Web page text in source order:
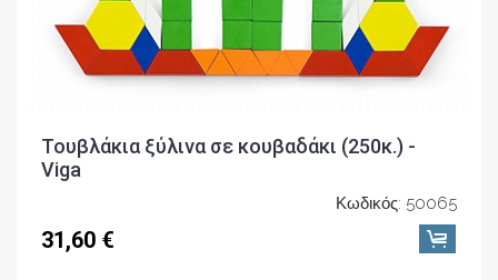
Τουβλάκια ξύλινα σε κουβαδάκι (250κ.) -
Viga
Κωδικός: 50065
31,60 €